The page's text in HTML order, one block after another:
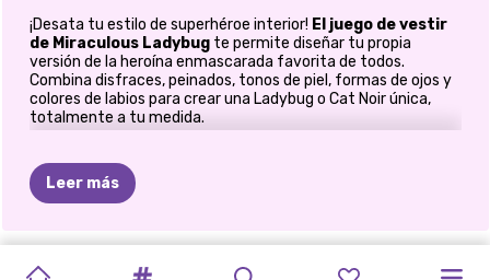
¡Desata tu estilo de superhéroe interior! El juego de vestir
de Miraculous Ladybugte permite diseñar tu propia
versión de la heroína enmascarada favorita de todos.
Combina disfraces, peinados, tonos de piel, formas de ojos y
colores de labios para crear una Ladybug o Cat Noir única,
totalmente a tu medida.
Dale estilo a tu superhéroe
Trajes personalizables:
futuristas con brillantina o variaciones con temáticas
Peinados para todos:Coletas, cortes bob, ondas
Leer más
LINDO
REINA COSPLAY
ELLIE: LADYBUG LAS